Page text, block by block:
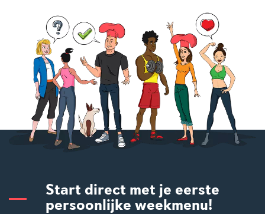
Start direct met je eerste
persoonlijke weekmenu!